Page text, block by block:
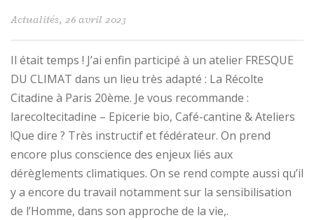
Actualités, 26 avril 2023
Il était temps ! J’ai enfin participé à un atelier FRESQUE
DU CLIMAT dans un lieu très adapté : La Récolte
Citadine à Paris 20ème. Je vous recommande :
larecoltecitadine – Epicerie bio, Café-cantine & Ateliers
!Que dire ? Très instructif et fédérateur. On prend
encore plus conscience des enjeux liés aux
dérèglements climatiques. On se rend compte aussi qu’il
y a encore du travail notamment sur la sensibilisation
de l’Homme, dans son approche de la vie,.